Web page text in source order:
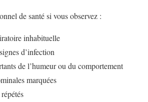
de santé si vous observez :
inhabituelle
d’infection
de l’humeur ou du comportement
marquées